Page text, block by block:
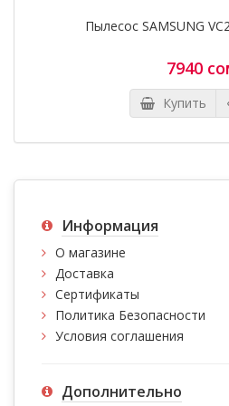
Пылесос SAMSUNG
7940
Купить
Информация
О магазине
Доставка
Сертификаты
Политика Безопасности
Условия соглашения
Дополнительно